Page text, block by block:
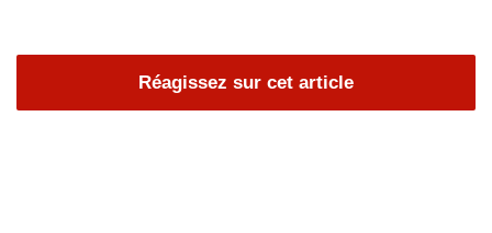
Réagissez sur cet article